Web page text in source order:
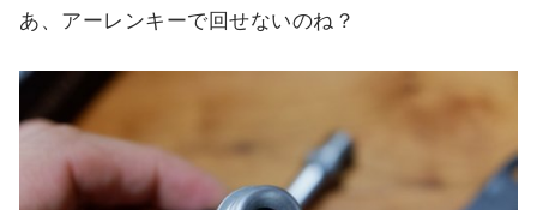
あ、アーレンキーで回せないのね？